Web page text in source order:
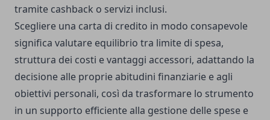
tramite cashback o servizi inclusi.
Scegliere una carta di credito in modo consapevole
significa valutare equilibrio tra limite di spesa,
struttura dei costi e vantaggi accessori, adattando la
decisione alle proprie abitudini finanziarie e agli
obiettivi personali, così da trasformare lo strumento
in un supporto efficiente alla gestione delle spese e